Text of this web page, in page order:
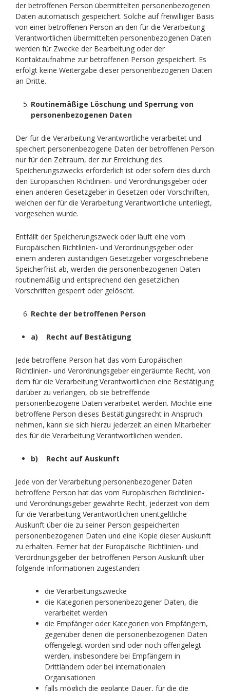
der betroffenen Person übermittelten personenbezogenen
Daten automatisch gespeichert. Solche auf freiwilliger Basis
von einer betroffenen Person an den für die Verarbeitung
Verantwortlichen übermittelten personenbezogenen Daten
werden für Zwecke der Bearbeitung oder der
Kontaktaufnahme zur betroffenen Person gespeichert. Es
erfolgt keine Weitergabe dieser personenbezogenen Daten
an Dritte.
Routinemäßige Löschung und Sperrung von
personenbezogenen Daten
Der für die Verarbeitung Verantwortliche verarbeitet und
speichert personenbezogene Daten der betroffenen Person
nur für den Zeitraum, der zur Erreichung des
Speicherungszwecks erforderlich ist oder sofern dies durch
den Europäischen Richtlinien- und Verordnungsgeber oder
einen anderen Gesetzgeber in Gesetzen oder Vorschriften,
welchen der für die Verarbeitung Verantwortliche unterliegt,
vorgesehen wurde.
Entfällt der Speicherungszweck oder läuft eine vom
Europäischen Richtlinien- und Verordnungsgeber oder
einem anderen zuständigen Gesetzgeber vorgeschriebene
Speicherfrist ab, werden die personenbezogenen Daten
routinemäßig und entsprechend den gesetzlichen
Vorschriften gesperrt oder gelöscht.
Rechte der betroffenen Person
a) Recht auf Bestätigung
Jede betroffene Person hat das vom Europäischen
Richtlinien- und Verordnungsgeber eingeräumte Recht, von
dem für die Verarbeitung Verantwortlichen eine Bestätigung
darüber zu verlangen, ob sie betreffende
personenbezogene Daten verarbeitet werden. Möchte eine
betroffene Person dieses Bestätigungsrecht in Anspruch
nehmen, kann sie sich hierzu jederzeit an einen Mitarbeiter
des für die Verarbeitung Verantwortlichen wenden.
b) Recht auf Auskunft
Jede von der Verarbeitung personenbezogener Daten
betroffene Person hat das vom Europäischen Richtlinien-
und Verordnungsgeber gewährte Recht, jederzeit von dem
für die Verarbeitung Verantwortlichen unentgeltliche
Auskunft über die zu seiner Person gespeicherten
personenbezogenen Daten und eine Kopie dieser Auskunft
zu erhalten. Ferner hat der Europäische Richtlinien- und
Verordnungsgeber der betroffenen Person Auskunft über
folgende Informationen zugestanden:
die Verarbeitungszwecke
die Kategorien personenbezogener Daten, die
verarbeitet werden
die Empfänger oder Kategorien von Empfängern,
gegenüber denen die personenbezogenen Daten
offengelegt worden sind oder noch offengelegt
werden, insbesondere bei Empfängern in
Drittländern oder bei internationalen
Organisationen
falls möglich die geplante Dauer, für die die